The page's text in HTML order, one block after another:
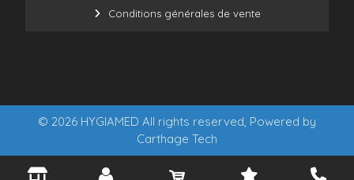
Conditions générales de vente
© 2026 HYGIAMED All rights reserved, Powered by
Carthage Tech